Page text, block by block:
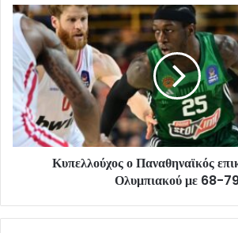
Κυπελλούχος ο Παναθηναϊκός
Ολυμπιακού με 68-